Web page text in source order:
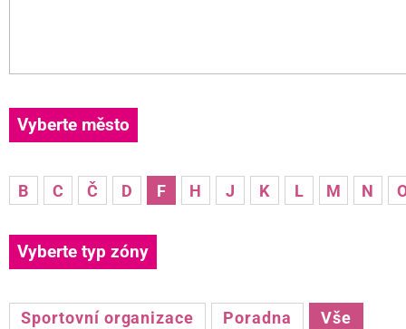
Vyberte město
B C Č D F H J K L M N
Vyberte typ zóny
Sportovní organizace Poradna Vše